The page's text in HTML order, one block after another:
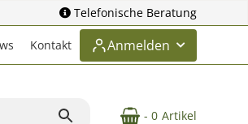
Telefonische Beratung
Kontakt Anmelden
- 0 Artikel